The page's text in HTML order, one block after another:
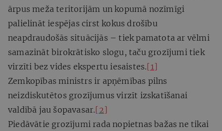
ārpus meža teritorijām un kopumā nozīmīgi
palielināt iespējas cirst kokus drošību
neapdraudošās situācijās – tiek pamatota ar vēlmi
samazināt birokrātisko slogu, taču grozījumi tiek
virzīti bez vides ekspertu iesaistes.[1]
Zemkopības ministrs ir apņēmības pilns
neizdiskutētos grozījumus virzīt izskatīšanai
valdībā jau šopavasar.[2]
Piedāvātie grozījumi rada nopietnas bažas ne tikai